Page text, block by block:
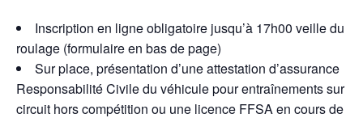
Inscription en ligne obligatoire jusqu’à 17h00 veille du
roulage (formulaire en bas de page)
Sur place, présentation d’une attestation d’assurance
Responsabilité Civile du véhicule pour entraînements sur
circuit hors compétition ou une licence FFSA en cours de